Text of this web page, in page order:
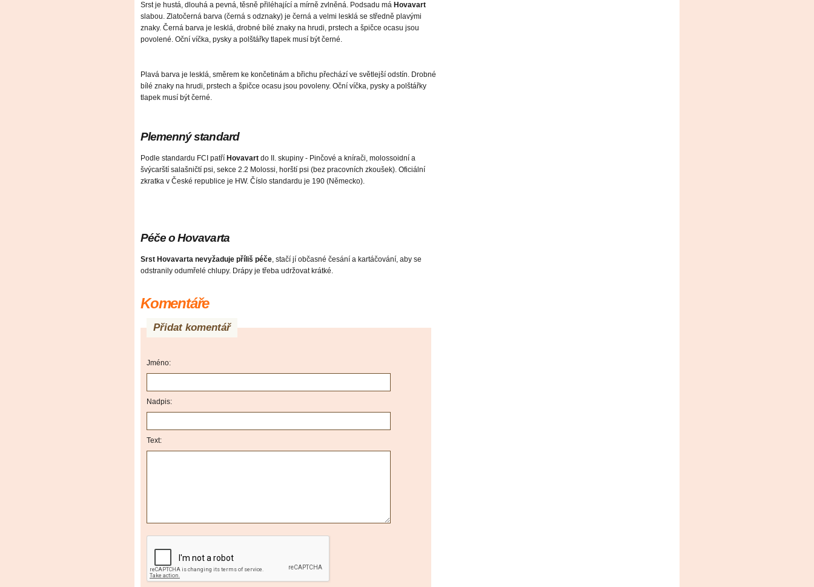
Srst je hustá, dlouhá a pevná, těsně přiléhající a mírně zvlněná. Podsadu má Hovavart
slabou. Zlatočerná barva (černá s odznaky) je černá a velmi lesklá se středně plavými
znaky. Černá barva je lesklá, drobné bílé znaky na hrudi, prstech a špičce ocasu jsou
povolené. Oční víčka, pysky a polštářky tlapek musí být černé.
Plavá barva je lesklá, směrem ke končetinám a břichu přechází ve světlejší odstín. Drobné
bílé znaky na hrudi, prstech a špičce ocasu jsou povoleny. Oční víčka, pysky a polštářky
tlapek musí být černé.
Plemenný standard
Podle standardu FCI patří Hovavart do II. skupiny - Pinčové a knírači, molossoidní a
švýcarští salašničtí psi, sekce 2.2 Molossi, horští psi (bez pracovních zkoušek). Oficiální
zkratka v České republice je HW. Číslo standardu je 190 (Německo).
Péče o Hovavarta
Srst Hovavarta nevyžaduje příliš péče, stačí jí občasné česání a kartáčování, aby se
odstranily odumřelé chlupy. Drápy je třeba udržovat krátké.
Komentáře
Přidat komentář
Jméno:
Nadpis:
Text: